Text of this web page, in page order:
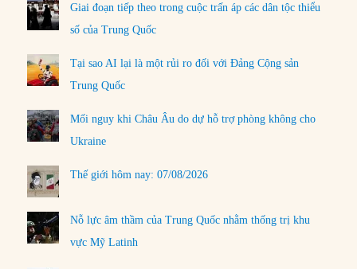
Giai đoạn tiếp theo trong cuộc trấn áp các dân tộc thiểu
số của Trung Quốc
Tại sao AI lại là một rủi ro đối với Đảng Cộng sản
Trung Quốc
Mối nguy khi Châu Âu do dự hỗ trợ phòng không cho
Ukraine
Thế giới hôm nay: 07/08/2026
Nỗ lực âm thầm của Trung Quốc nhằm thống trị khu
vực Mỹ Latinh